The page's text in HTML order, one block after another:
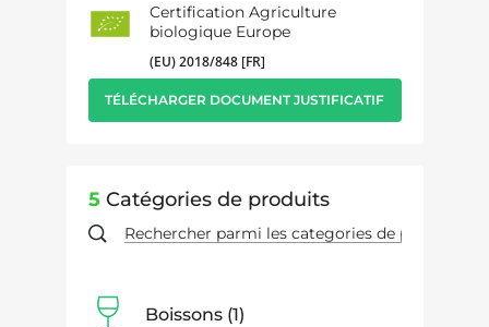
Certification Agriculture
biologique Europe
(EU) 2018/848 [FR]
TÉLÉCHARGER DOCUMENT JUSTIFICATIF
5Catégories de produits
Boissons 1